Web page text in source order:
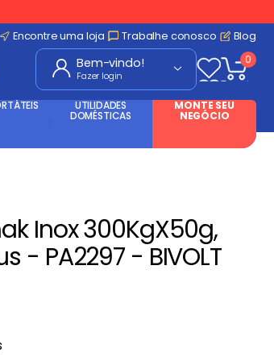
Encontre uma loja Trabalhe conosco Blog
Fazer login
0
UTILIDADES
DOMÉSTICAS
MONTE SEU
NEGÓCIO
Inox 300KgX50g,
- PA2297 - BIVOLT